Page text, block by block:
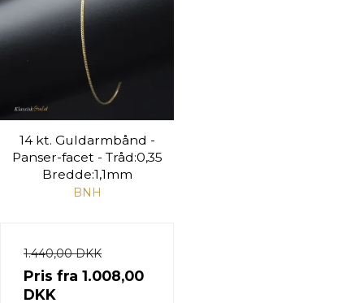
14 kt. Guldarmbånd -
Panser-facet - Tråd:0,35
Bredde:1,1mm
BNH
1.440,00 DKK
Pris fra 1.008,00
DKK